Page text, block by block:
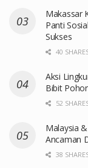
Makassar
Panti
Sukses
40
Aksi
Bibit
52
Malaysia
Ancaman
38